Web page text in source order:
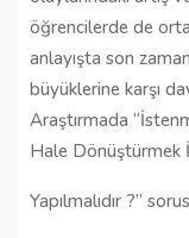
öğrencilerde de
anlayışta son
büyüklerine karşı
Araştırmada
Hale Dönüştürmek
Yapılmalıdır ?”